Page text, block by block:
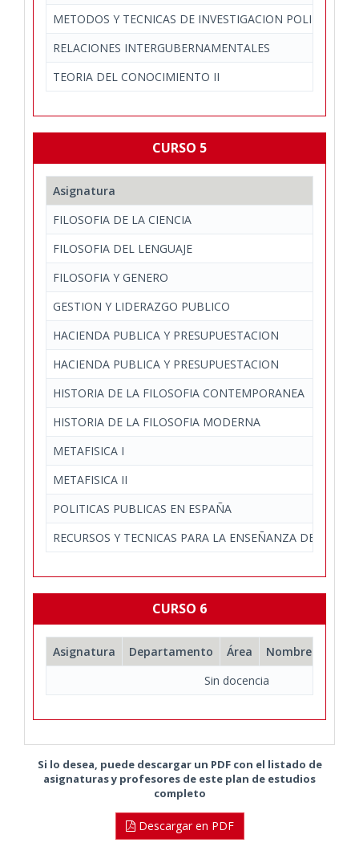
METODOS Y TECNICAS DE INVESTIGACION POLITICA
RELACIONES INTERGUBERNAMENTALES
TEORIA DEL CONOCIMIENTO II
CURSO 5
Asignatura
FILOSOFIA DE LA CIENCIA
FILOSOFIA DEL LENGUAJE
FILOSOFIA Y GENERO
GESTION Y LIDERAZGO PUBLICO
HACIENDA PUBLICA Y PRESUPUESTACION
HACIENDA PUBLICA Y PRESUPUESTACION
HISTORIA DE LA FILOSOFIA CONTEMPORANEA
HISTORIA DE LA FILOSOFIA MODERNA
METAFISICA I
METAFISICA II
POLITICAS PUBLICAS EN ESPAÑA
RECURSOS Y TECNICAS PARA LA ENSEÑANZA DE LA
CURSO 6
Asignatura Departamento Área
Nombre
Sin docencia
Si lo desea, puede descargar un PDF con el listado de
asignaturas y profesores de este plan de estudios
completo
Descargar en PDF